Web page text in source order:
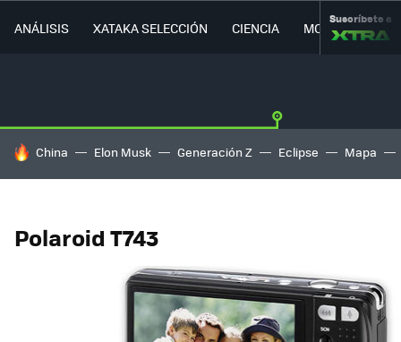
ANÁLISIS XATAKA SELECCIÓN CIENCIA MOVILIDAD
Suscríbete a
HOY SE HABLA DE
China Elon Musk Generación Z Eclipse Mapa
Polaroid T743